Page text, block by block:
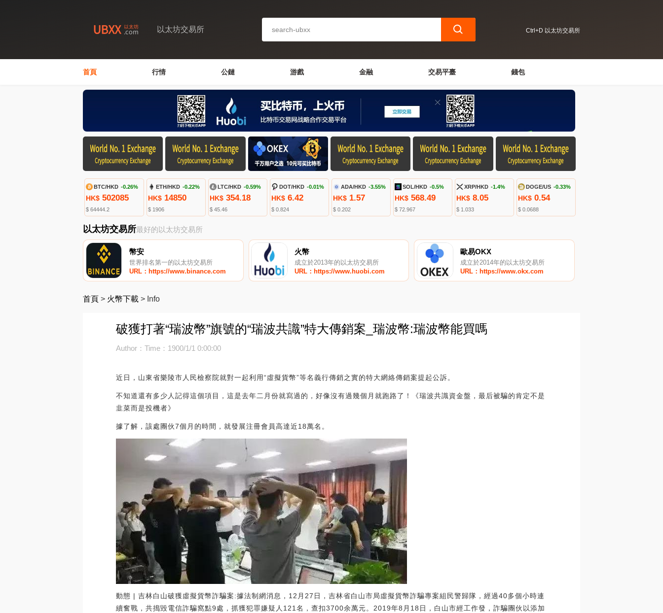
以太坊交易所 Ctrl+D 以太坊交易所
首頁 行情 公鏈 游戲 金融 交易平臺 錢包
BTC/HKD -0.26%
HK$ 502085
$ 64444.2
ETH/HKD -0.22%
HK$14850
$ 1906
LTC/HKD -0.59%
HK$354.18
$ 45.46
DOT/HKD -0.01%
HK$6.42
$ 0.824
ADA/HKD -3.55%
HK$1.57
$ 0.202
SOL/HKD -0.5%
HK$ 568.49
$ 72.967
XRP/HKD -1.4%
HK$ 8.05
$ 1.033
DOGE/US -0.33%
HK$ 0.54
$ 0.0688
以太坊交易所最好的以太坊交易所
幣安
世界排名第一的以太坊交易所
URL：https://www.binance.com
火幣
成立於2013年的以太坊交易所
URL：https://www.huobi.com
歐易OKX
成立於2014年的以太坊交易所
URL：https://www.okx.com
首頁 > 火幣下載 > Info
破獲打著“瑞波幣”旗號的“瑞波共識”特大傳銷案_瑞波幣:瑞波幣能買嗎
Author：Time：1900/1/1 0:00:00
近日，山東省樂陵市人民檢察院就對一起利用“虛擬貨幣”等名義行傳銷之實的特大網絡傳銷案提起公訴。
不知道還有多少人記得這個項目，這是去年二月份就寫過的，好像沒有過幾個月就跑路了！《瑞波共識資金盤，最后被騙的肯定不是
韭菜而是投機者》
據了解，該處團伙7個月的時間，就發展注冊會員高達近18萬名。
動態 | 吉林白山破獲虛擬貨幣詐騙案:據法制網消息，12月27日，吉林省白山市局虛擬貨幣詐騙專案組民警歸隊，經過40多個小時連
續奮戰，共搗毀電信詐騙窩點9處，抓獲犯罪嫌疑人121名，查扣3700余萬元。2019年8月18日，白山市經工作發，詐騙團伙以添加